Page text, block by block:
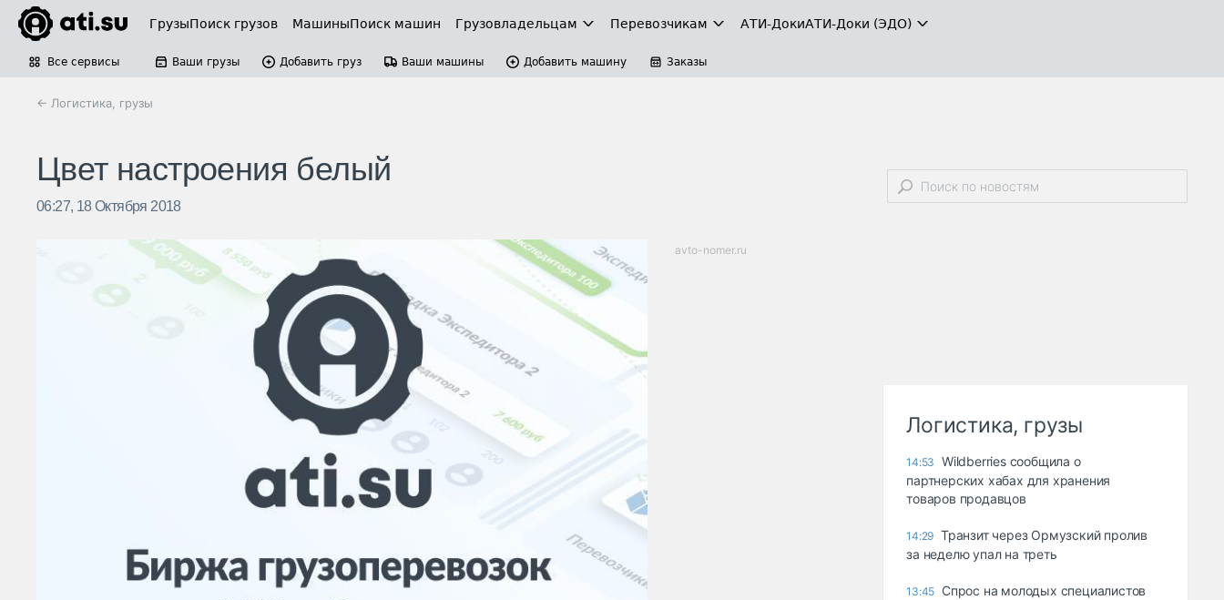
ГрузыПоиск грузов МашиныПоиск машин Грузовладельцам Перевозчикам АТИ-ДокиАТИ-Доки (ЭДО)
Все сервисы Ваши грузы Добавить груз Ваши машины Добавить машину Заказы
← Логистика, грузы
Цвет настроения белый
06:27, 18 Октября 2018
avto-nomer.ru
Логистика, грузы
14:53
Wildberries сообщила о
партнерских хабах для хранения
товаров продавцов
14:29 Транзит через Ормузский пролив
за неделю упал на треть
13:45 Спрос на молодых специалистов